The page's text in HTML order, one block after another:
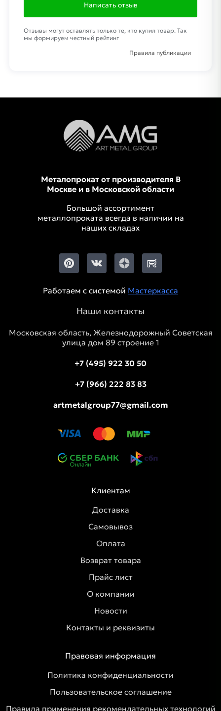
Написать отзыв
Отзывы могут оставлять только те, кто купил товар. Так
мы формируем честный рейтинг
Правила публикации
Металопрокат от производителя В
Москве и в Московской области
Большой ассортимент
металлопроката всегда в наличии на
наших складах
Работаем с системой Мастеркасса
Наши контакты
Московская область, Железнодорожный Советская
улица дом 89 строение 1
+7 (495) 922 30 50
+7 (966) 222 83 83
artmetalgroup77@gmail.com
Клиентам
Доставка
Самовывоз
Оплата
Возврат товара
Прайс лист
О компании
Новости
Контакты и реквизиты
Правовая информация
Политика конфиденциальности
Пользовательское соглашение
Правила применения рекомендательных технологий